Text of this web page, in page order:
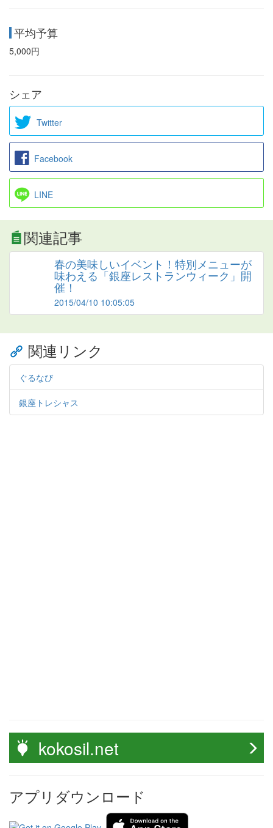
平均予算
5,000円
シェア
Twitter
Facebook
LINE
関連記事
春の美味しいイベント！特別メニューが
味わえる「銀座レストランウィーク」開
催！
2015/04/10 10:05:05
関連リンク
ぐるなび
銀座トレシャス
kokosil.net
アプリダウンロード